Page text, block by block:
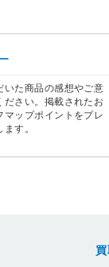
いた商品の感想やご意
ださい。掲載されたお
マップポイントをプレ
す。